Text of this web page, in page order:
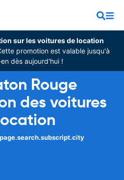
sur les voitures de location
promotion est valable jusqu'à
dès aujourd'hui !
Rouge
des voitures